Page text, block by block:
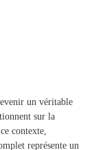
un véritable
sur la
contexte,
représente un